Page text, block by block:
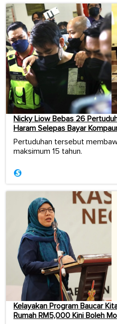
Nicky Liow Bebas 26
Haram Selepas Bayar
Pertuduhan tersebut
maksimum 15 tahun.
Kelayakan Program Baucar
Rumah RM5,000 Kini Boleh